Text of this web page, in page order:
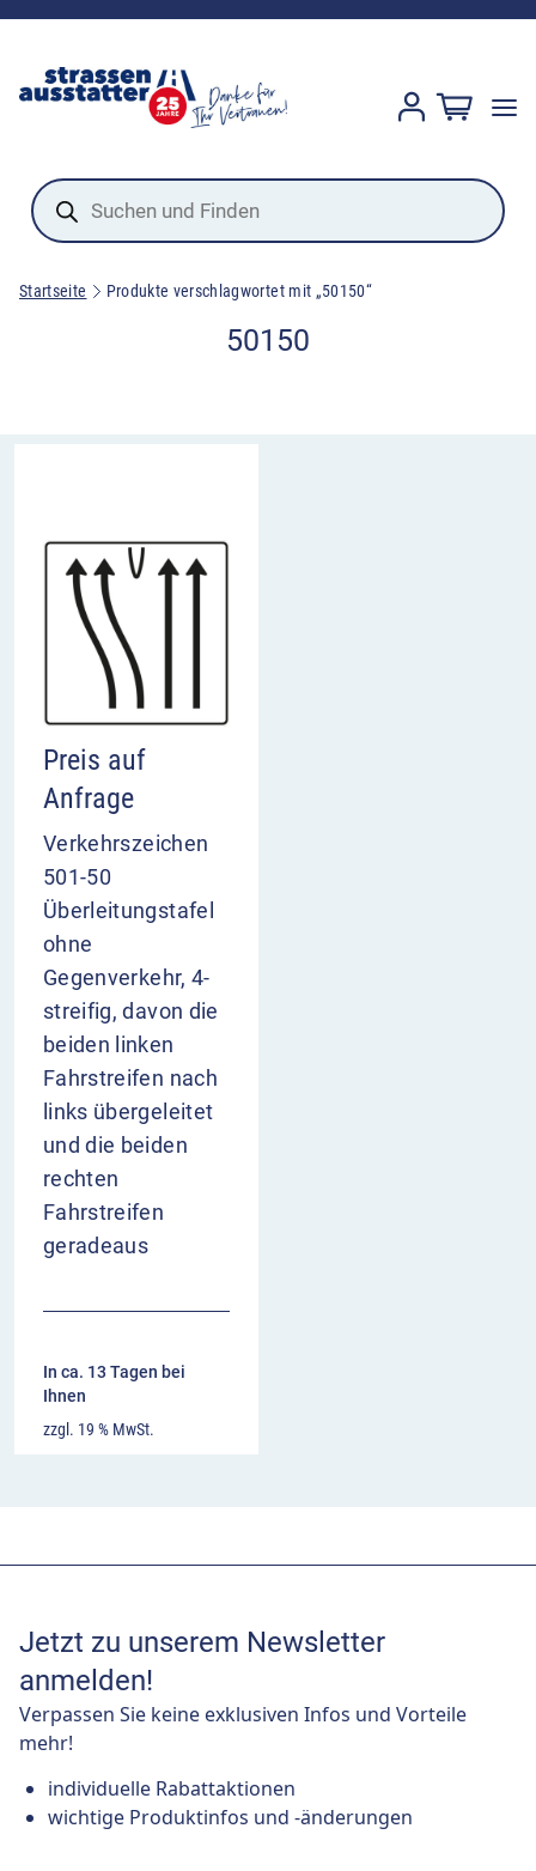
Products
search
Startseite Produkte verschlagwortet mit „50150“
50150
Preis auf
Anfrage
Verkehrszeichen
501-50
Überleitungstafel
ohne
Gegenverkehr, 4-
streifig, davon die
beiden linken
Fahrstreifen nach
links übergeleitet
und die beiden
rechten
Fahrstreifen
geradeaus
In ca. 13 Tagen bei
Ihnen
zzgl. 19 % MwSt.
Jetzt zu unserem Newsletter
anmelden!
Verpassen Sie keine exklusiven Infos und Vorteile
mehr!
individuelle Rabattaktionen
wichtige Produktinfos und -änderungen